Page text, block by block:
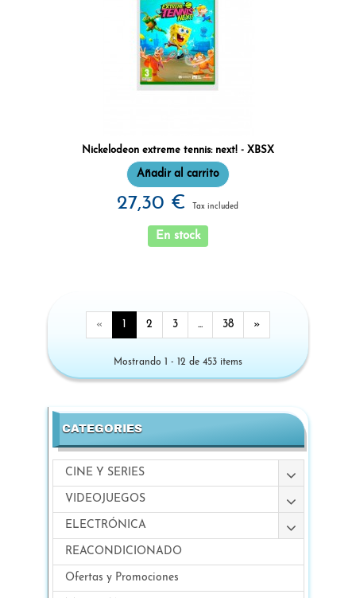
CATEGORIES
CINE Y SERIES
VIDEOJUEGOS
ELECTRÓNICA
REACONDICIONADO
Ofertas y Promociones
Nickelodeon extreme tennis: next! - XBSX
27,30 € Tax included
Añadir al carrito
En stock
« 1 2 3 ... 38 »
Mostrando 1 - 12 de 453 items